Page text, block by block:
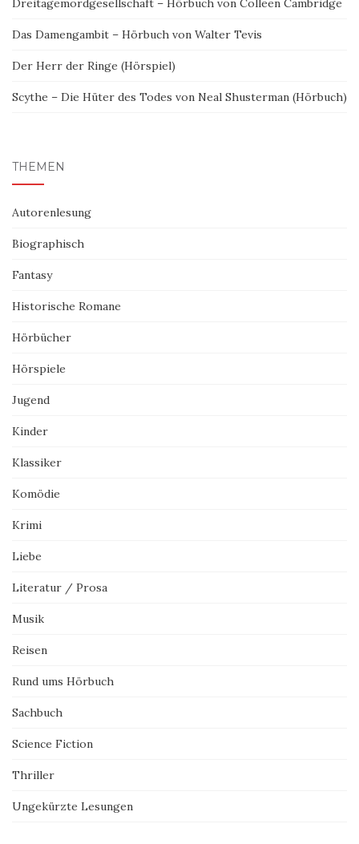
Dreitagemordgesellschaft – Hörbuch von Colleen Cambridge
Das Damengambit – Hörbuch von Walter Tevis
Der Herr der Ringe (Hörspiel)
Scythe – Die Hüter des Todes von Neal Shusterman (Hörbuch)
THEMEN
Autorenlesung
Biographisch
Fantasy
Historische Romane
Hörbücher
Hörspiele
Jugend
Kinder
Klassiker
Komödie
Krimi
Liebe
Literatur / Prosa
Musik
Reisen
Rund ums Hörbuch
Sachbuch
Science Fiction
Thriller
Ungekürzte Lesungen